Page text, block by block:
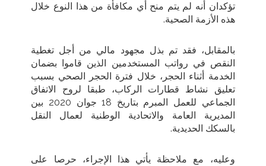
تؤكدان أنه لم يتم منح أي مكافأة من هذا النوع خلال
هذه الأزمة الصحية.
بالمقابل، فقد تم بذل مجهود مالي من أجل تغطية
النقص في رواتب المستخدمين الذين قاموا بضمان
الخدمة أثناء الحجر، خلال فترة الحجر الصحي بسبب
تعليق نشاط قطارات الركاب، طبقا لروح الاتفاق
الجماعي للعمل المبرم بتاريخ 18 جوان 2020 بين
المديرية العامة والاتحادية الوطنية لعمال النقل
بالسكك الحديدية.
وعليه، مع ملاحظة يأتي هذا الإجراء، حرصا على